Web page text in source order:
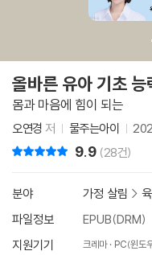
올바른 유아 기초 능
몸과 마음에 힘이 되는
오연경 저 물주는아이
9.9 (28건)
분야 가정 살림 >
파일정보
EPUB(DRM)
지원기기
크레마 PC(윈도